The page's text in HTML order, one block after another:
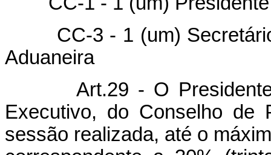
CC-3 - 1 (um) Secretário
Aduaneira
Art.29 - O Presidente,
Executivo, do Conselho de
sessão realizada, até o